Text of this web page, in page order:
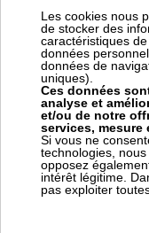
Code article Pièces
(*) Nous pouvons
Pour vous fournir cet
stock Saunier Duval),
frais de transport pour
s'ajouter à votre coût
Prix:
1 223,28 € HT
1 467,94 € TTC
Les cookies nous
de stocker des
caractéristiques
données
données de
uniques).
Ces données
analyse et
et/ou de notre
services, mesure
Si vous ne
technologies,
opposez
intérêt légitime.
pas exploiter